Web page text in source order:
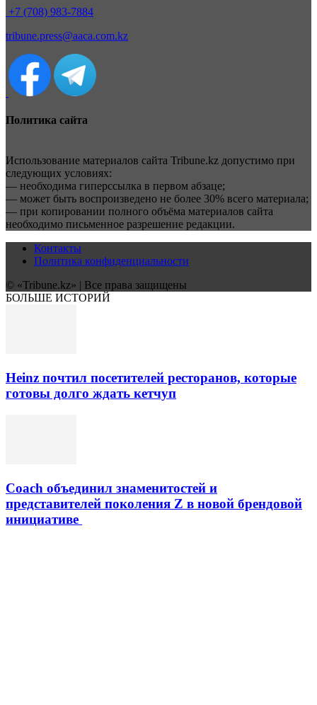
+7 (708) 983-7884
tribune.press@aaca.com.kz
Политика сайта
Использование материалов сайта Tribune.kz допустимо при
следующих условиях:
— необходима гиперссылка в первом абзаце;
— может быть воспроизведено не более 30% всего материала;
— при копировании полного объёма материалов сайта
необходимо письменное разрешение редакции.
Контакты
Политика конфиденциальности
© «Tribune.kz» | Все права защищены
БОЛЬШЕ ИСТОРИЙ
Heinz почтил посетителей ресторанов, которые
готовы долго ждать кетчуп
Coach объединил знаменитостей и
представителей поколения Z в новой брендовой
инициативе